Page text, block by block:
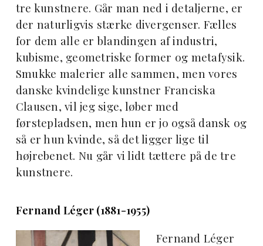
tre kunstnere. Går man ned i detaljerne, er
der naturligvis stærke divergenser. Fælles
for dem alle er blandingen af industri,
kubisme, geometriske former og metafysik.
Smukke malerier alle sammen, men vores
danske kvindelige kunstner Franciska
Clausen, vil jeg sige, løber med
førstepladsen, men hun er jo også dansk og
så er hun kvinde, så det ligger lige til
højrebenet. Nu går vi lidt tættere på de tre
kunstnere.
Fernand Léger (1881-1955)
Fernand Léger